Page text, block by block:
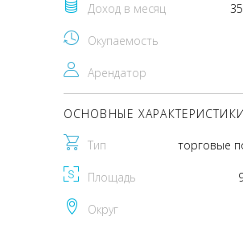
Доход в месяц
Окупаемость
Арендатор
ОСНОВНЫЕ ХАРАКТЕРИСТИКИ
Тип торговые
Площадь
Округ